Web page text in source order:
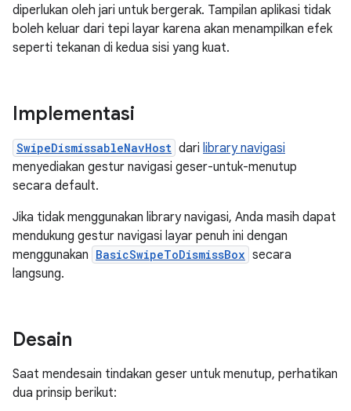
diperlukan oleh jari untuk bergerak. Tampilan aplikasi tidak
boleh keluar dari tepi layar karena akan menampilkan efek
seperti tekanan di kedua sisi yang kuat.
Implementasi
SwipeDismissableNavHost dari library navigasi
menyediakan gestur navigasi geser-untuk-menutup
secara default.
Jika tidak menggunakan library navigasi, Anda masih dapat
mendukung gestur navigasi layar penuh ini dengan
menggunakan BasicSwipeToDismissBox secara
langsung.
Desain
Saat mendesain tindakan geser untuk menutup, perhatikan
dua prinsip berikut: